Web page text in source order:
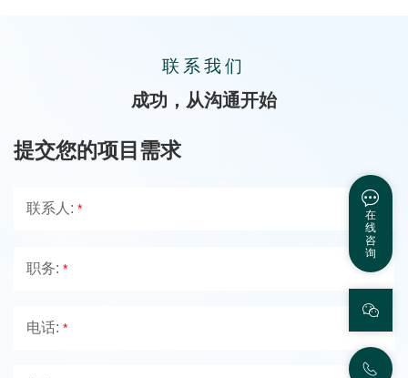
联系我们
成功，从沟通开始
提交您的项目需求
联系人: *
职务: *
电话: *
在
线
咨
询